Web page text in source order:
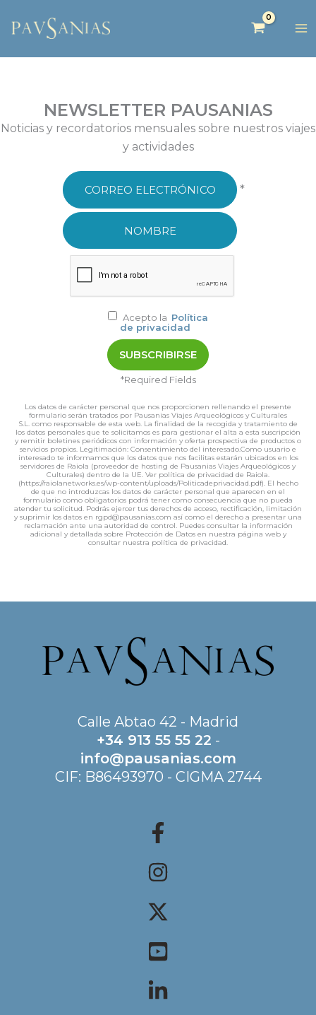
NEWSLETTER PAUSANIAS
Noticias y recordatorios mensuales sobre nuestros viajes
y actividades
*
Acepto la Política
de privacidad
*Required Fields
Los datos de carácter personal que nos proporcionen rellenando el presente
formulario serán tratados por Pausanias Viajes Arqueológicos y Culturales
S.L. como responsable de esta web. La finalidad de la recogida y tratamiento de
los datos personales que te solicitamos es para gestionar el alta a esta suscripción
y remitir boletines periódicos con información y oferta prospectiva de productos o
servicios propios. Legitimación: Consentimiento del interesado.Como usuario e
interesado te informamos que los datos que nos facilitas estarán ubicados en los
servidores de Raiola (proveedor de hosting de Pausanias Viajes Arqueológicos y
Culturales) dentro de la UE. Ver política de privacidad de Raiola.
(https://raiolanetworks.es/wp-content/uploads/Politicadeprivacidad.pdf). El hecho
de que no introduzcas los datos de carácter personal que aparecen en el
formulario como obligatorios podrá tener como consecuencia que no pueda
atender tu solicitud. Podrás ejercer tus derechos de acceso, rectificación, limitación
y suprimir los datos en rgpd@pausanias.com así como el derecho a presentar una
reclamación ante una autoridad de control. Puedes consultar la información
adicional y detallada sobre Protección de Datos en nuestra página web y
consultar nuestra política de privacidad.
Calle Abtao 42 - Madrid
+34 913 55 55 22 -
info@pausanias.com
CIF: B86493970 - CIGMA 2744